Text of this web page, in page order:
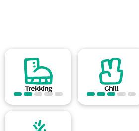
Trekking Chill